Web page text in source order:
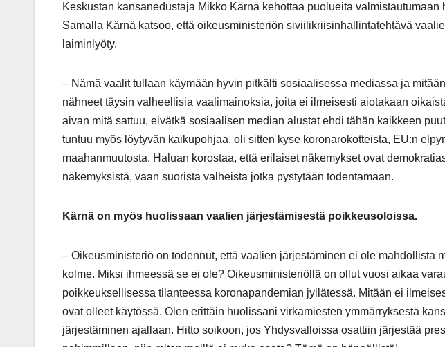
Keskustan kansanedustaja Mikko Kärnä kehottaa puolueita
Samalla Kärnä katsoo, että oikeusministeriön siviilikriisinhallintatehtävä
laiminlyöty.
– Nämä vaalit tullaan käymään hyvin pitkälti sosiaalisessa mediassa ja
nähneet täysin valheellisia vaalimainoksia, joita ei ilmeisesti aiotakaan
aivan mitä sattuu, eivätkä sosiaalisen median alustat ehdi tähän kaikkeen
tuntuu myös löytyvän kaikupohjaa, oli sitten kyse koronarokotteista, EU:n
maahanmuutosta. Haluan korostaa, että erilaiset näkemykset ovat
näkemyksistä, vaan suorista valheista jotka pystytään todentamaan.
Kärnä on myös huolissaan vaalien järjestämisestä poikkeusoloissa.
– Oikeusministeriö on todennut, että vaalien järjestäminen ei ole mahdollista
kolme. Miksi ihmeessä se ei ole? Oikeusministeriöllä on ollut vuosi aikaa
poikkeuksellisessa tilanteessa koronapandemian jyllätessä. Mitään ei
ovat olleet käytössä. Olen erittäin huolissani virkamiesten ymmärryksestä
järjestäminen ajallaan. Hitto soikoon, jos Yhdysvalloissa osattiin järjestää